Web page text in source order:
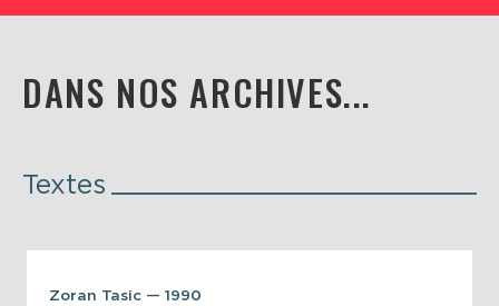
DANS NOS ARCHIVES...
Textes
Zoran Tasic — 1990